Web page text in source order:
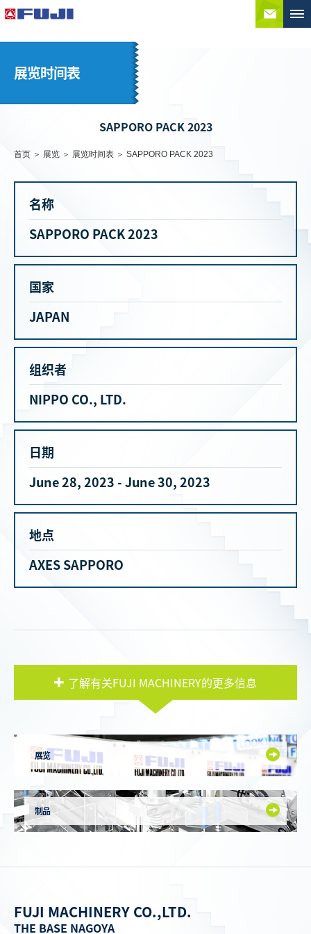
展览时间表
SAPPORO PACK 2023
首页 展览 展览时间表 SAPPORO PACK 2023
名称
SAPPORO PACK 2023
国家
JAPAN
组织者
NIPPO CO., LTD.
日期
June 28, 2023 - June 30, 2023
地点
AXES SAPPORO
了解有关FUJI MACHINERY的更多信息
展览
制品
FUJI MACHINERY CO.,LTD.
THE BASE NAGOYA